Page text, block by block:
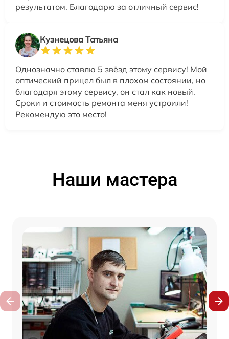
результатом. Благодарю за отличный сервис!
Кузнецова Татьяна
Однозначно ставлю 5 звёзд этому сервису! Мой
оптический прицел был в плохом состоянии, но
благодаря этому сервису, он стал как новый.
Сроки и стоимость ремонта меня устроили!
Рекомендую это место!
Наши мастера